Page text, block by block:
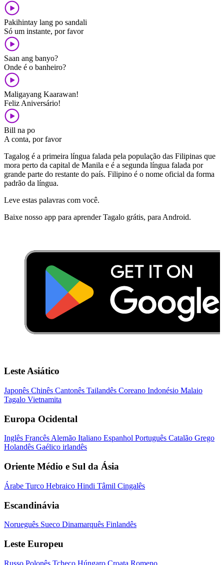
Pakihintay lang po sandali
Só um instante, por favor
Saan ang banyo?
Onde é o banheiro?
Maligayang Kaarawan!
Feliz Aniversário!
Bill na po
A conta, por favor
Tagalog é a primeira língua falada pela população das Filipinas que
mora perto da capital de Manila e é a segunda língua falada por
grande parte do restante do país. Filipino é o nome oficial da forma
padrão da língua.
Leve estas palavras com você.
Baixe nosso app para aprender Tagalo grátis, para Android.
Leste Asiático
Japonês Chinês Cantonês Tailandês Coreano Indonésio Malaio
Tagalo Vietnamita
Europa Ocidental
Inglês FrancêsAlemão Italiano Espanhol Português Catalão Grego
Holandês Gaélico irlandês
Oriente Médio e Sul da Ásia
Árabe Turco Hebraico Hindi Tâmil Cingalês
Escandinávia
Norueguês Sueco Dinamarquês Finlandês
Leste Europeu
Russo Polonês Tcheco Húngaro Croata Romeno